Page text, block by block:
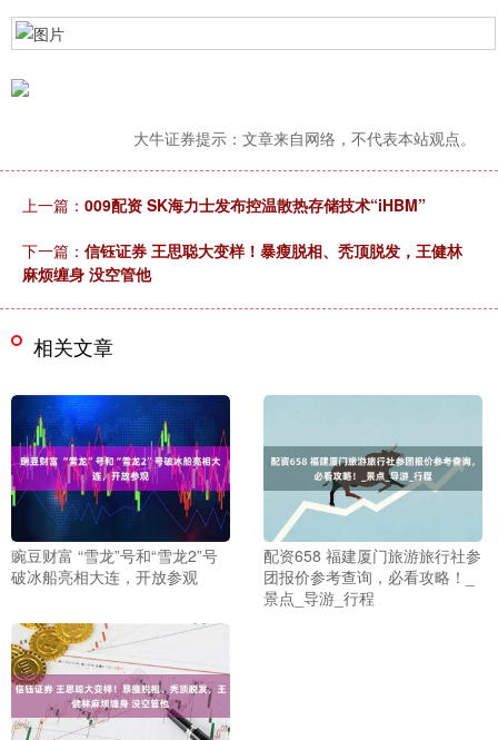
大牛证券提示：文章来自网络，不代表本站观点。
上一篇： 009配资 SK海力士发布控温散热存储技术“iHBM”
下一篇： 信钰证券 王思聪大变样！暴瘦脱相、秃顶脱发，王健林
麻烦缠身 没空管他
相关文章
豌豆财富 “雪龙”号和“雪龙2”号
破冰船亮相大连，开放参观
配资658 福建厦门旅游旅行社参
团报价参考查询，必看攻略！_
景点_导游_行程